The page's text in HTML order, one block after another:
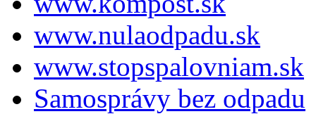
www.nulaodpadu.sk
www.stopspalovniam.sk
Samosprávy bez odpadu